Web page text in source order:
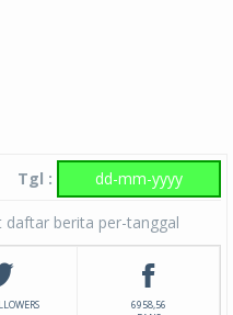
Tgl :
daftar berita per-tanggal
6958,56